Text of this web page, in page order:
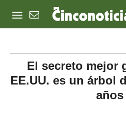
El secreto mejor
EE.UU. es un árbol
años